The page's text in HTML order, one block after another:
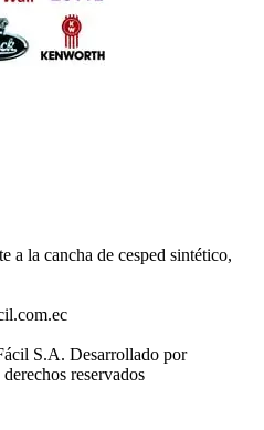
a la cancha de cesped sintético,
S.A. Desarrollado por
reservados